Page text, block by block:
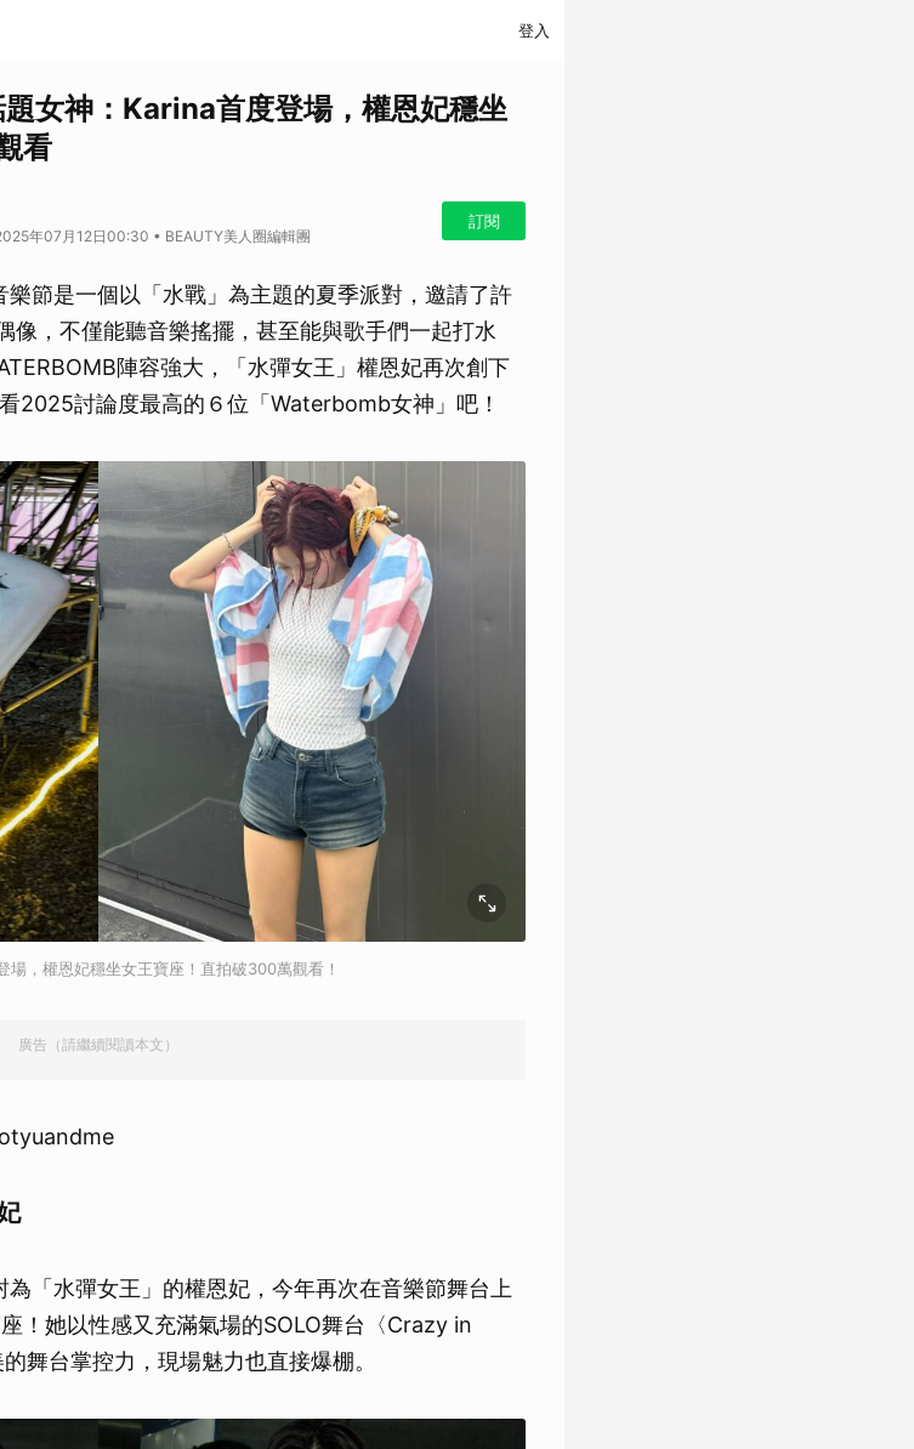
登入
女神：Karina首度登場，權恩妃穩坐
看
年07月12日00:30 • BEAUTY美人圈編輯團
訂閱
節是一個以「水戰」為主題的夏季派對，邀請了許
像，不僅能聽音樂搖擺，甚至能與歌手們一起打水
陣容強大，「水彈女王」權恩妃再次創下
2025討論度最高的６位「Waterbomb女神」吧！
，權恩妃穩坐女王寶座！直拍破300萬觀看！
廣告（請繼續閱讀本文）
「水彈女王」的權恩妃，今年再次在音樂節舞台上
！她以性感又充滿氣場的SOLO舞台〈Crazy in
舞台掌控力，現場魅力也直接爆棚。